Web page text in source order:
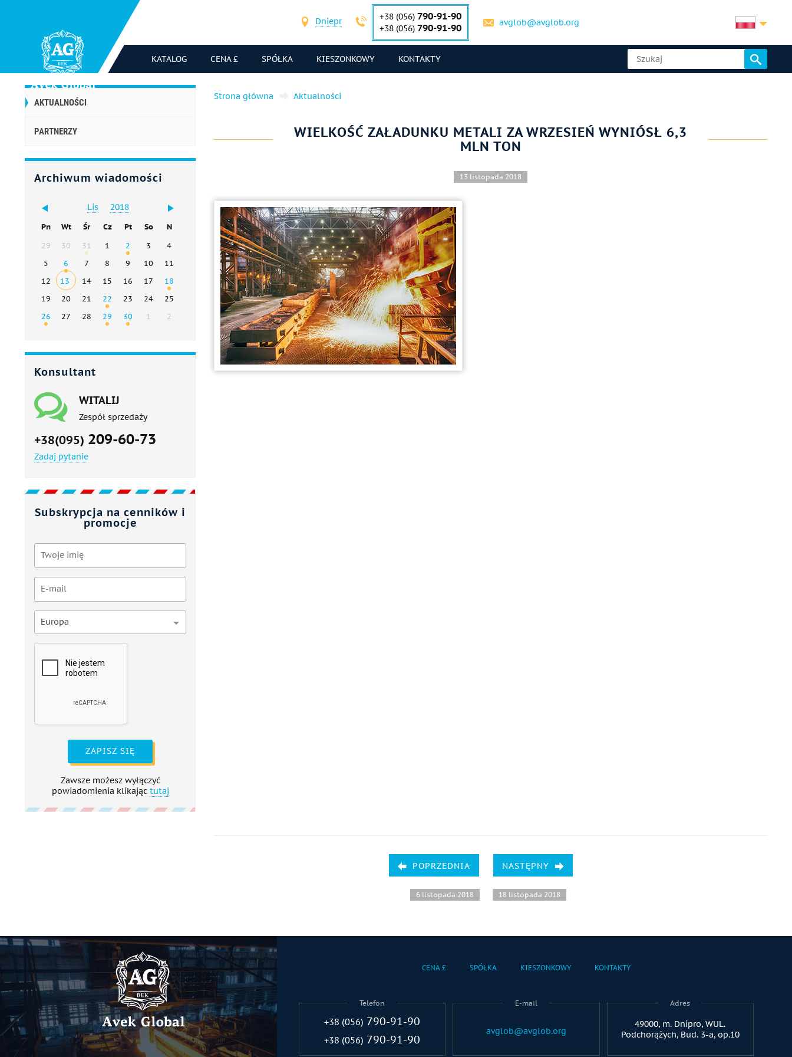
Dniepr +38 (056) 790-91-90
+38 (056) 790-91-90 avglob@avglob.org
KATALOG CENA £ SPÓŁKA KIESZONKOWY KONTAKTY
AKTUALNOŚCI
PARTNERZY
Archiwum wiadomości
Lis 2018
Pn Wt Śr Cz Pt So
N
29
30 31 1 2 3
4
5
6 7 8 9 10
11
12
13 14 15 16 17
18
19
20 21 22 23 24
25
26
27 28 29 30 1 2
Konsultant
WITALIJ
Zespół sprzedaży
+38(095) 209-60-73
Zadaj pytanie
Subskrypcja na cenników i
promocje
Europa
ZAPISZ SIĘ
Zawsze możesz wyłączyć
powiadomienia klikając tutaj
Strona główna Aktualności
WIELKOŚĆ ZAŁADUNKU METALI ZA WRZESIEŃ WYNIÓSŁ 6,3
MLN TON
13 listopada 2018
POPRZEDNIA
6 listopada 2018
NASTĘPNY
18 listopada 2018
CENA £ SPÓŁKA KIESZONKOWY KONTAKTY
Telefon
+38 (056) 790-91-90
+38 (056) 790-91-90
E-mail
avglob@avglob.org
Adres
49000, m. Dnipro, WUL.
Podchorążych, Bud. 3-a, op.10